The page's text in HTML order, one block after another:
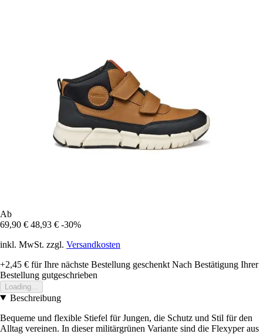
Ab
69,90 € 48,93 € -30%
inkl. MwSt. zzgl. Versandkosten
+2,45 € für Ihre nächste Bestellung geschenkt Nach Bestätigung Ihrer
Bestellung gutgeschrieben
Loading...
Beschreibung
Bequeme und flexible Stiefel für Jungen, die Schutz und Stil für den
Alltag vereinen. In dieser militärgrünen Variante sind die Flexyper aus